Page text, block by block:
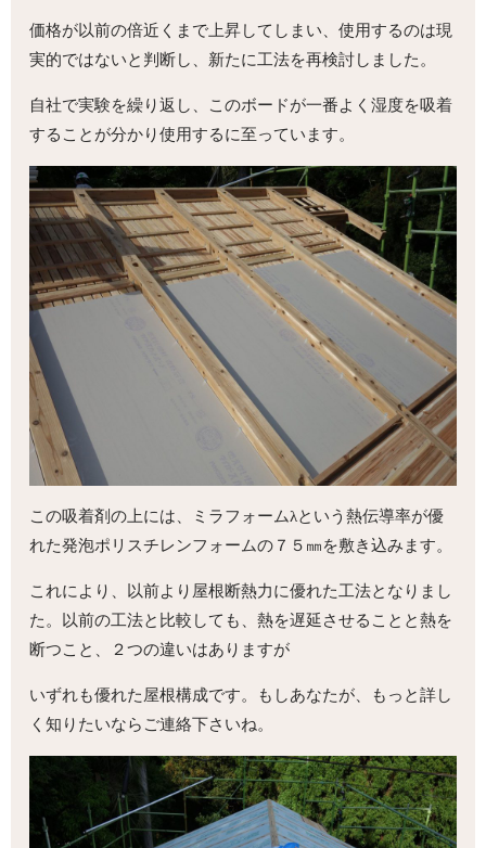
価格が以前の倍近くまで上昇してしまい、使用するのは現
実的ではないと判断し、新たに工法を再検討しました。
自社で実験を繰り返し、このボードが一番よく湿度を吸着
することが分かり使用するに至っています。
この吸着剤の上には、ミラフォームλという熱伝導率が優
れた発泡ポリスチレンフォームの７５㎜を敷き込みます。
これにより、以前より屋根断熱力に優れた工法となりまし
た。以前の工法と比較しても、熱を遅延させることと熱を
断つこと、２つの違いはありますが
いずれも優れた屋根構成です。もしあなたが、もっと詳し
く知りたいならご連絡下さいね。